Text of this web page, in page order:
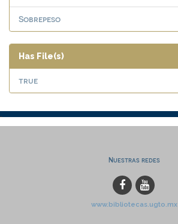
Sobrepeso
Has File(s)
true
Nuestras redes
www.bibliotecas.ugto.mx